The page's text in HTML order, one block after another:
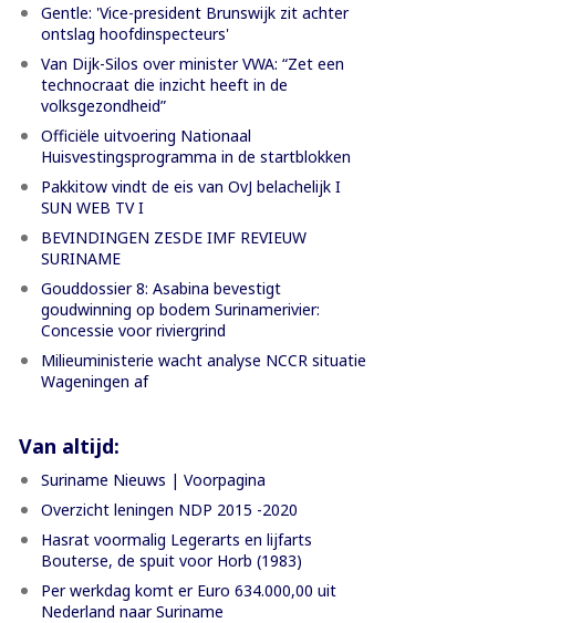
Gentle: 'Vice-president Brunswijk zit achter
ontslag hoofdinspecteurs'
Van Dijk-Silos over minister VWA: “Zet een
technocraat die inzicht heeft in de
volksgezondheid”
Officiële uitvoering Nationaal
Huisvestingsprogramma in de startblokken
Pakkitow vindt de eis van OvJ belachelijk I
SUN WEB TV I
BEVINDINGEN ZESDE IMF REVIEUW
SURINAME
Gouddossier 8: Asabina bevestigt
goudwinning op bodem Surinamerivier:
Concessie voor riviergrind
Milieuministerie wacht analyse NCCR situatie
Wageningen af
Van altijd:
Suriname Nieuws | Voorpagina
Overzicht leningen NDP 2015 -2020
Hasrat voormalig Legerarts en lijfarts
Bouterse, de spuit voor Horb (1983)
Per werkdag komt er Euro 634.000,00 uit
Nederland naar Suriname